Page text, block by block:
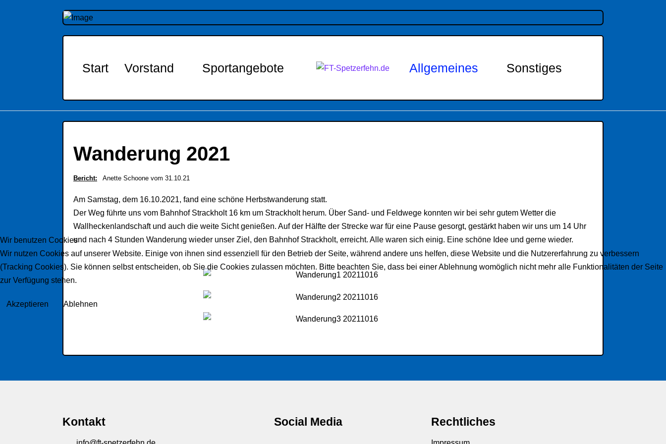
Start Vorstand Sportangebote Allgemeines Sonstiges
Wanderung 2021
Bericht: Anette Schoone vom 31.10.21
Am Samstag, dem 16.10.2021, fand eine schöne Herbstwanderung statt.
Der Weg führte uns vom Bahnhof Strackholt 16 km um Strackholt herum. Über Sand- und Feldwege konnten wir bei sehr gutem Wetter die
Wallheckenlandschaft und auch die weite Sicht genießen. Auf der Hälfte der Strecke war für eine Pause gesorgt, gestärkt haben wir uns um 14 Uhr
und nach 4 Stunden Wanderung wieder unser Ziel, den Bahnhof Strackholt, erreicht. Alle waren sich einig. Eine schöne Idee und gerne wieder.
Kontakt Social Media Rechtliches
Wir benutzen Cookies
Wir nutzen Cookies auf unserer Website. Einige von ihnen sind essenziell für den Betrieb der Seite, während andere uns helfen, diese Website und die Nutzererfahrung zu verbessern
(Tracking Cookies). Sie können selbst entscheiden, ob Sie die Cookies zulassen möchten. Bitte beachten Sie, dass bei einer Ablehnung womöglich nicht mehr alle Funktionalitäten der Seite
zur Verfügung stehen.
Akzeptieren Ablehnen